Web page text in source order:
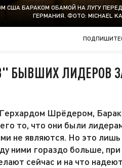
США БАРАКОМ ОБАМОЙ НА ЛУГУ
ГЕРМАНИЯ. ФОТО: MICHAEL
БЫВШИХ ЛИДЕРОВ
Шрёдером,
то, что они были
не являются. Но это лишь
ними гораздо больше,
сейчас и на что